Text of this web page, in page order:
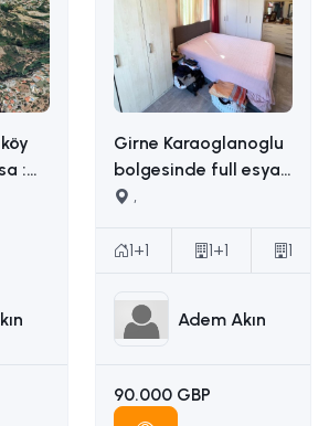
:
Girne Karaoglanoglu
bolgesinde full esyali
satilik 1+1 daire
05338314949
,
1+1 1+1 1
Adem Akın
90.000 GBP